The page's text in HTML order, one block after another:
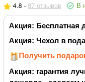
4.8 - 87 отзывов В
Акция: Бесплатная
Акция: Чехол в
Получить
Акция: гарантия